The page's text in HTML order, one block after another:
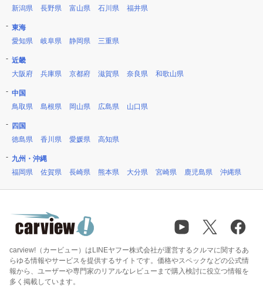
新潟県
長野県 富山県 石川県 福井県
東海
愛知県
岐阜県 静岡県 三重県
近畿
大阪府
兵庫県 京都府 滋賀県 奈良県 和歌山県
中国
鳥取県
島根県 岡山県 広島県 山口県
四国
徳島県
香川県 愛媛県 高知県
九州・沖縄
福岡県
佐賀県 長崎県 熊本県 大分県 宮崎県 鹿児島県 沖縄県
carview!（カービュー）はLINEヤフー株式会社が運営するクルマに関するあ
らゆる情報やサービスを提供するサイトです。価格やスペックなどの公式情
報から、ユーザーや専門家のリアルなレビューまで購入検討に役立つ情報を
多く掲載しています。